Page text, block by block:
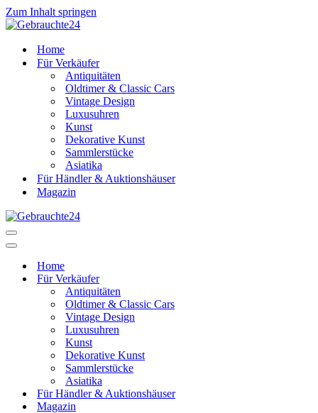
Zum Inhalt springen
Home
Für Verkäufer
Antiquitäten
Oldtimer & Classic Cars
Vintage Design
Luxusuhren
Kunst
Dekorative Kunst
Sammlerstücke
Asiatika
Für Händler & Auktionshäuser
Magazin
Navigationsmenü
Navigationsmenü
Home
Für Verkäufer
Antiquitäten
Oldtimer & Classic Cars
Vintage Design
Luxusuhren
Kunst
Dekorative Kunst
Sammlerstücke
Asiatika
Für Händler & Auktionshäuser
Magazin